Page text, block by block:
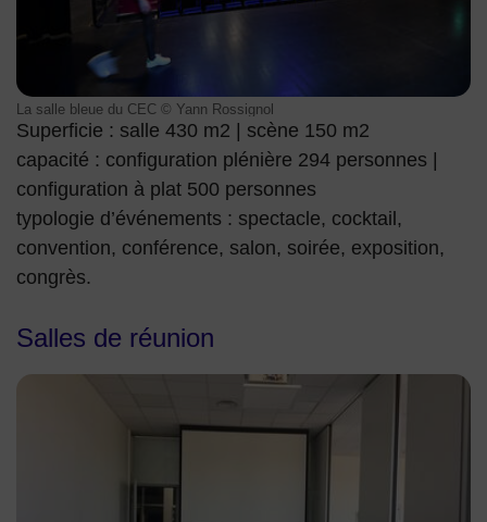
La salle bleue du CEC © Yann Rossignol
Superficie : salle 430 m2 | scène 150 m2
capacité : configuration plénière 294 personnes |
configuration à plat 500 personnes
typologie d’événements : spectacle, cocktail,
convention, conférence, salon, soirée, exposition,
congrès.
Salles de réunion
CENTRE EVENEMENTIEL COURBEVOIE SALLE DE